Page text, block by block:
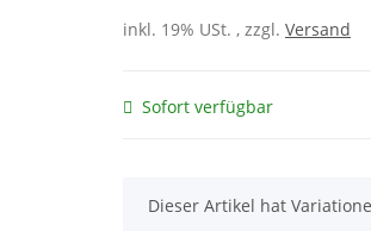
inkl. 19% USt. , zzgl. Versand
Sofort verfügbar
x
Dieser Artikel hat